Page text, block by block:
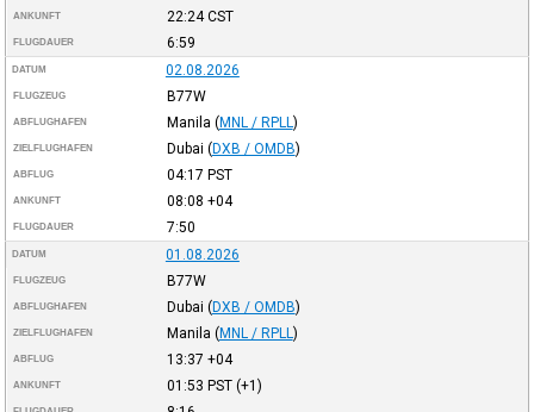
ANKUNFT 22:24CST
FLUGDAUER 6:59
DATUM 02.08.2026
FLUGZEUG B77W
ABFLUGHAFEN Manila (MNL / RPLL )
ZIELFLUGHAFEN Dubai (DXB / OMDB)
ABFLUG 04:17 PST
ANKUNFT 08:08 +04
FLUGDAUER 7:50
DATUM 01.08.2026
FLUGZEUG B77W
ABFLUGHAFEN Dubai (DXB / OMDB)
ZIELFLUGHAFEN Manila (MNL / RPLL )
ABFLUG 13:37 +04
ANKUNFT 01:53 PST(+1)